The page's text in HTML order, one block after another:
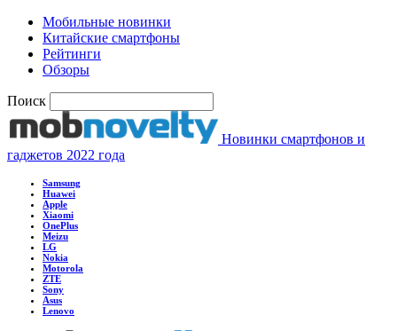
Мобильные новинки
Китайские смартфоны
Рейтинги
Обзоры
Поиск
Новинки смартфонов и
гаджетов 2022 года
Samsung
Huawei
Apple
Xiaomi
OnePlus
Meizu
LG
Nokia
Motorola
ZTE
Sony
Asus
Lenovo